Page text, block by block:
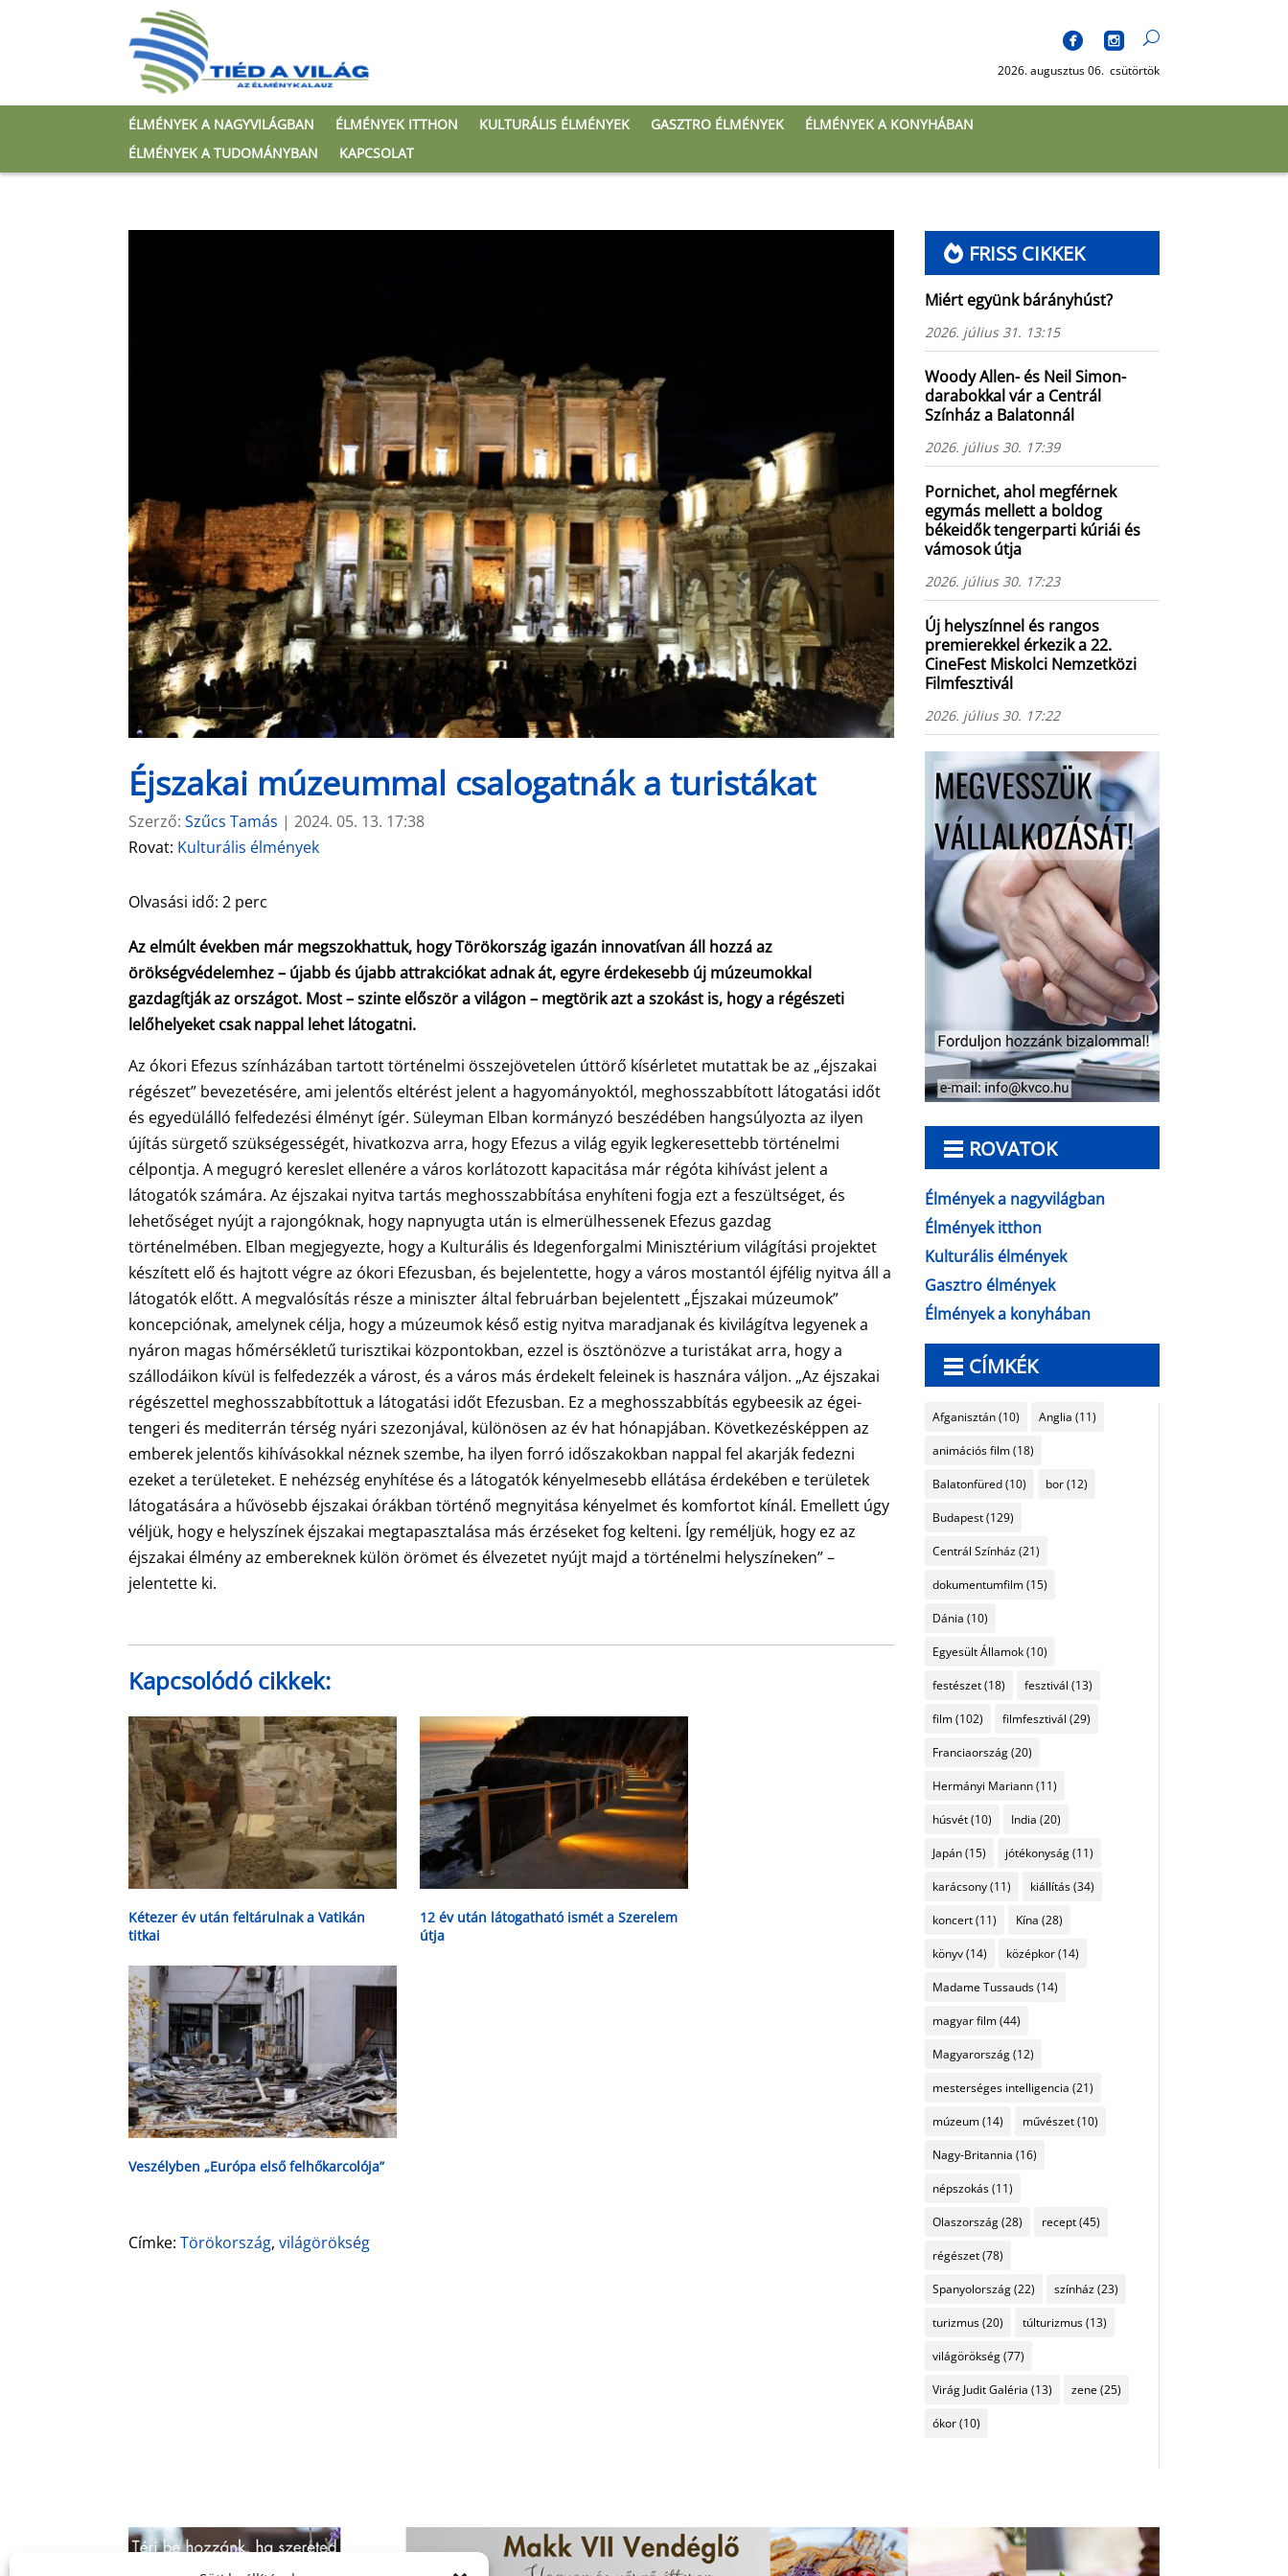
2026. augusztus 06. csütörtök
ÉLMÉNYEK A NAGYVILÁGBAN ÉLMÉNYEK ITTHON KULTURÁLIS ÉLMÉNYEK GASZTRO ÉLMÉNYEK
ÉLMÉNYEK A KONYHÁBAN
ÉLMÉNYEK A TUDOMÁNYBAN
KAPCSOLAT
Éjszakai múzeummal csalogatnák a turistákat
Szerző:Szűcs Tamás |2024. 05. 13. 17:38
Rovat: Kulturális élmények
Olvasási idő:2 perc
Az elmúlt években már megszokhattuk, hogy Törökország igazán innovatívan áll hozzá az
örökségvédelemhez – újabb és újabb attrakciókat adnak át, egyre érdekesebb új múzeumokkal
gazdagítják az országot. Most – szinte először a világon – megtörik azt a szokást is, hogy a régészeti
lelőhelyeket csak nappal lehet látogatni.
Az ókori Efezus színházában tartott történelmi összejövetelen úttörő kísérletet mutattak be az „éjszakai
régészet” bevezetésére, ami jelentős eltérést jelent a hagyományoktól, meghosszabbított látogatási időt
és egyedülálló felfedezési élményt ígér. Süleyman Elban kormányzó beszédében hangsúlyozta az ilyen
újítás sürgető szükségességét, hivatkozva arra, hogy Efezus a világ egyik legkeresettebb történelmi
célpontja. A megugró kereslet ellenére a város korlátozott kapacitása már régóta kihívást jelent a
látogatók számára. Az éjszakai nyitva tartás meghosszabbítása enyhíteni fogja ezt a feszültséget, és
lehetőséget nyújt a rajongóknak, hogy napnyugta után is elmerülhessenek Efezus gazdag
történelmében. Elban megjegyezte, hogy a Kulturális és Idegenforgalmi Minisztérium világítási projektet
készített elő és hajtott végre az ókori Efezusban, és bejelentette, hogy a város mostantól éjfélig nyitva áll a
látogatók előtt. A megvalósítás része a miniszter által februárban bejelentett „Éjszakai múzeumok”
koncepciónak, amelynek célja, hogy a múzeumok késő estig nyitva maradjanak és kivilágítva legyenek a
nyáron magas hőmérsékletű turisztikai központokban, ezzel is ösztönözve a turistákat arra, hogy a
szállodáikon kívül is felfedezzék a várost, és a város más érdekelt feleinek is hasznára váljon. „Az éjszakai
régészettel meghosszabbítottuk a látogatási időt Efezusban. Ez a meghosszabbítás egybeesik az égei-
tengeri és mediterrán térség nyári szezonjával, különösen az év hat hónapjában. Következésképpen az
emberek jelentős kihívásokkal néznek szembe, ha ilyen forró időszakokban nappal fel akarják fedezni
ezeket a területeket. E nehézség enyhítése és a látogatók kényelmesebb ellátása érdekében e területek
látogatására a hűvösebb éjszakai órákban történő megnyitása kényelmet és komfortot kínál. Emellett úgy
véljük, hogy e helyszínek éjszakai megtapasztalása más érzéseket fog kelteni. Így reméljük, hogy ez az
éjszakai élmény az embereknek külön örömet és élvezetet nyújt majd a történelmi helyszíneken” –
jelentette ki.
Kapcsolódó cikkek:
Kétezer év után feltárulnak a Vatikán
titkai
12 év után látogatható ismét a Szerelem
útja
Veszélyben „Európa első felhőkarcolója”
Címke:Törökország,világörökség
FRISS CIKKEK
Miért együnk bárányhúst?
2026. július 31. 13:15
Woody Allen- és Neil Simon-
darabokkal vár a Centrál
Színház a Balatonnál
2026. július 30. 17:39
Pornichet, ahol megférnek
egymás mellett a boldog
békeidők tengerparti kúriái és
vámosok útja
2026. július 30. 17:23
Új helyszínnel és rangos
premierekkel érkezik a 22.
CineFest Miskolci Nemzetközi
Filmfesztivál
2026. július 30. 17:22
ROVATOK
Élmények a nagyvilágban
Élmények itthon
Kulturális élmények
Gasztro élmények
Élmények a konyhában
CÍMKÉK
Afganisztán(10) Anglia (11)
animációs film(18)
Balatonfüred(10) bor(12)
Budapest(129)
Centrál Színház(21)
dokumentumfilm(15)
Dánia (10)
Egyesült Államok(10)
festészet(18) fesztivál (13)
film(102) filmfesztivál (29)
Franciaország(20)
Hermányi Mariann(11)
húsvét(10) India (20)
Japán(15) jótékonyság(11)
karácsony(11) kiállítás(34)
koncert(11) Kína (28)
könyv(14) középkor(14)
Madame Tussauds(14)
magyar film(44)
Magyarország(12)
mesterséges intelligencia (21)
múzeum(14) művészet(10)
Nagy-Britannia (16)
népszokás(11)
Olaszország(28) recept(45)
régészet(78)
Spanyolország(22) színház(23)
turizmus(20) túlturizmus(13)
világörökség(77)
Virág Judit Galéria (13) zene (25)
ókor(10)